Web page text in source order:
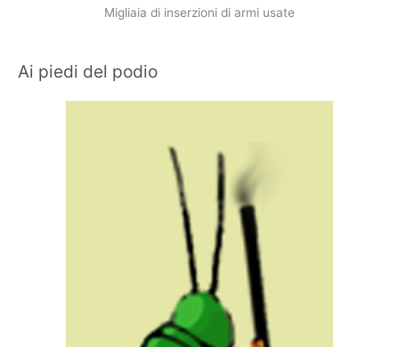
Migliaia di inserzioni di armi usate
Ai piedi del podio